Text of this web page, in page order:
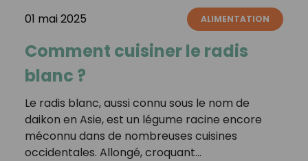
01 mai 2025 ALIMENTATION
Comment cuisiner le radis
blanc ?
Le radis blanc, aussi connu sous le nom de
daikon en Asie, est un légume racine encore
méconnu dans de nombreuses cuisines
occidentales. Allongé, croquant…